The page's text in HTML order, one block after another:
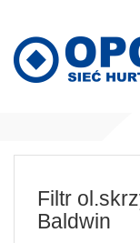
Filtr
Baldwin